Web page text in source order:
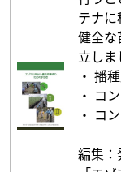
テナ
健全な
立しま
・ 播
・ コ
・ コ
編集：